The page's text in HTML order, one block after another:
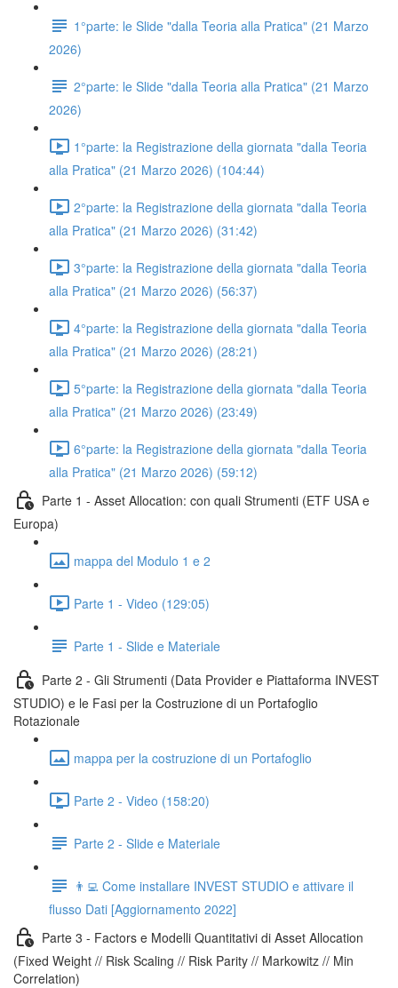
1°parte: le Slide "dalla Teoria alla Pratica" (21 Marzo
2026)
2°parte: le Slide "dalla Teoria alla Pratica" (21 Marzo
2026)
1°parte: la Registrazione della giornata "dalla Teoria
alla Pratica" (21 Marzo 2026) (104:44)
2°parte: la Registrazione della giornata "dalla Teoria
alla Pratica" (21 Marzo 2026) (31:42)
3°parte: la Registrazione della giornata "dalla Teoria
alla Pratica" (21 Marzo 2026) (56:37)
4°parte: la Registrazione della giornata "dalla Teoria
alla Pratica" (21 Marzo 2026) (28:21)
5°parte: la Registrazione della giornata "dalla Teoria
alla Pratica" (21 Marzo 2026) (23:49)
6°parte: la Registrazione della giornata "dalla Teoria
alla Pratica" (21 Marzo 2026) (59:12)
Parte 1 - Asset Allocation: con quali Strumenti (ETF USA e
Europa)
mappa del Modulo 1 e 2
Parte 1 - Video (129:05)
Parte 1 - Slide e Materiale
Parte 2 - Gli Strumenti (Data Provider e Piattaforma INVEST
STUDIO) e le Fasi per la Costruzione di un Portafoglio
Rotazionale
mappa per la costruzione di un Portafoglio
Parte 2 - Video (158:20)
Parte 2 - Slide e Materiale
👨‍💻 Come installare INVEST STUDIO e attivare il
flusso Dati [Aggiornamento 2022]
Parte 3 - Factors e Modelli Quantitativi di Asset Allocation
(Fixed Weight // Risk Scaling // Risk Parity // Markowitz // Min
Correlation)